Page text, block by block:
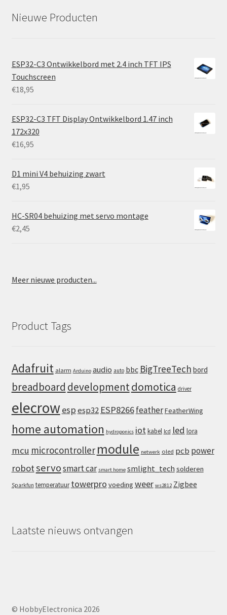
Nieuwe Producten
ESP32-C3 Ontwikkelbord met 2.4 inch TFT IPS
Touchscreen
€18,95
ESP32-C3 TFT Display Ontwikkelbord 1.47 inch
172x320
€16,95
D1 mini V4 behuizing zwart
€1,95
HC-SR04 behuizing met servo montage
€2,45
Meer nieuwe producten...
Product Tags
Adafruit alarm Arduino audio auto bbc BigTreeTech bord
breadboard developmentdomotica driver
elecrowespesp32 ESP8266featherFeatherWing
home automation hydroponics iot kabel lcd led lora
mcu microcontroller module netwerk oled pcb power
robotservosmart car smart home smlight_tech solderen
Sparkfun temperatuur towerpro voeding weer ws2812 Zigbee
Laatste nieuws ontvangen
© HobbyElectronica 2026